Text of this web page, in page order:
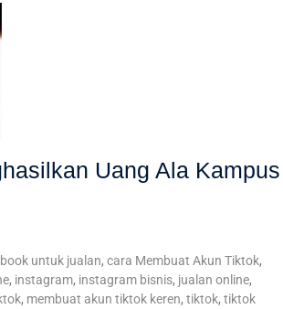
Uang Ala Kampus
untuk jualan, cara Membuat Akun Tiktok,
, instagram, instagram bisnis, jualan online,
, membuat akun tiktok keren, tiktok, tiktok